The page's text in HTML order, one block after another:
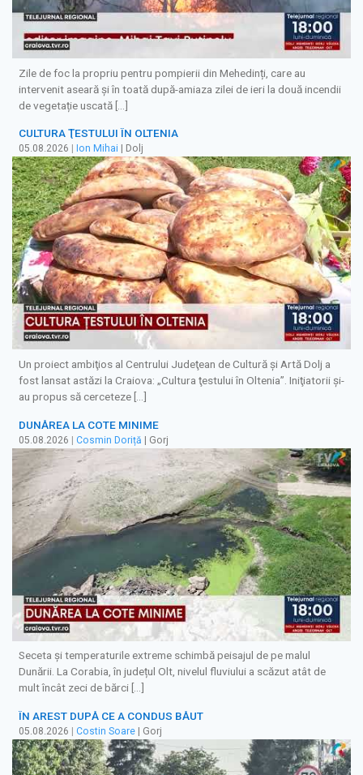
Zile de foc la propriu pentru pompierii din Mehedinți, care au
intervenit aseară și în toată după-amiaza zilei de ieri la două incendii
de vegetație uscată […]
CULTURA ŢESTULUI ÎN OLTENIA
05.08.2026 Ion Mihai | Dolj
Un proiect ambiţios al Centrului Judeţean de Cultură şi Artă Dolj a
fost lansat astăzi la Craiova: „Cultura ţestului în Oltenia”. Iniţiatorii şi-
au propus să cerceteze […]
DUNĂREA LA COTE MINIME
05.08.2026 | Cosmin Doriță | Gorj
Seceta și temperaturile extreme schimbă peisajul de pe malul
Dunării. La Corabia, în județul Olt, nivelul fluviului a scăzut atât de
mult încât zeci de bărci […]
ÎN AREST DUPĂ CE A CONDUS BĂUT
05.08.2026 Costin Soare | Gorj